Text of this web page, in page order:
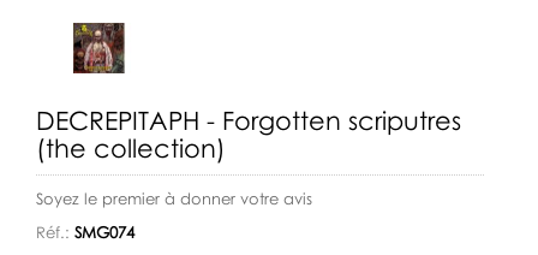
DECREPITAPH - Forgotten scriputres
(the collection)
Soyez le premier à donner votre avis
Réf.: SMG074